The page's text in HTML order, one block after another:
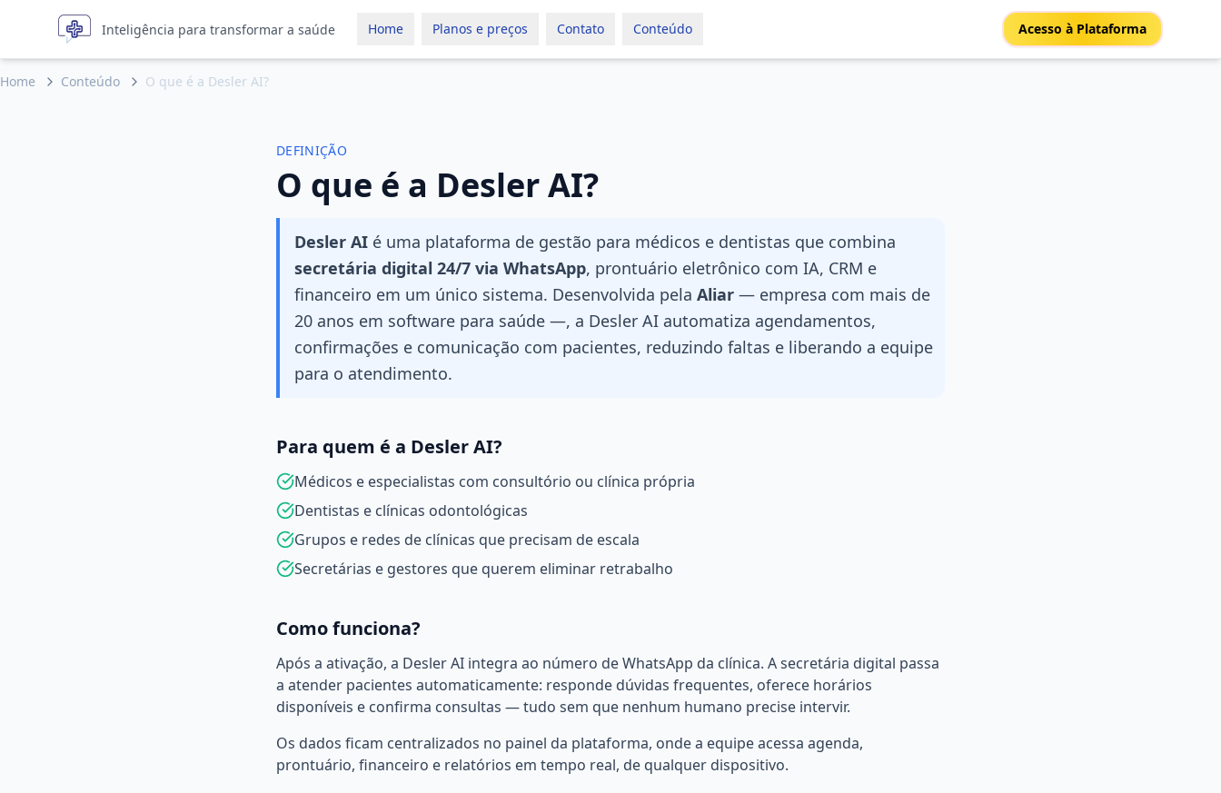
Inteligência para transformar a saúde Home Planos e preços Contato Conteúdo Acesso à Plataforma
Home Conteúdo O que é a Desler AI?
DEFINIÇÃO
O que é a Desler AI?
Desler AI é uma plataforma de gestão para médicos e dentistas que combina
secretária digital 24/7 via WhatsApp, prontuário eletrônico com IA, CRM e
financeiro em um único sistema. Desenvolvida pela Aliar — empresa com mais de
20 anos em software para saúde —, a Desler AI automatiza agendamentos,
confirmações e comunicação com pacientes, reduzindo faltas e liberando a equipe
para o atendimento.
Para quem é a Desler AI?
Médicos e especialistas com consultório ou clínica própria
Dentistas e clínicas odontológicas
Grupos e redes de clínicas que precisam de escala
Secretárias e gestores que querem eliminar retrabalho
Como funciona?
Após a ativação, a Desler AI integra ao número de WhatsApp da clínica. A secretária digital passa
a atender pacientes automaticamente: responde dúvidas frequentes, oferece horários
disponíveis e confirma consultas — tudo sem que nenhum humano precise intervir.
Os dados ficam centralizados no painel da plataforma, onde a equipe acessa agenda,
prontuário, financeiro e relatórios em tempo real, de qualquer dispositivo.